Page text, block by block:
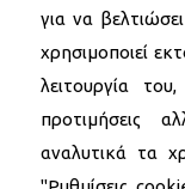
για να
χρησιμοποιεί
λειτουργία
προτιμήσεις
αναλυτικά τα